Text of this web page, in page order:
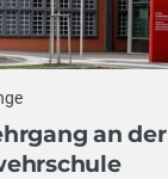
an der